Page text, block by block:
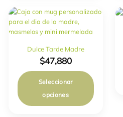
Dulce Tarde Madre
$47,880
Seleccionar
opciones